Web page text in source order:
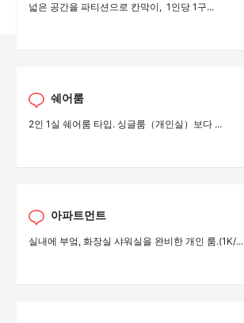
넓은 공간을 파티션으로 칸막이, 1인당 1구...
쉐어룸
2인 1실 쉐어룸 타입. 싱글룸（개인실）보다 ...
아파트먼트
실내에 부엌, 화장실 샤워실을 완비한 개인 룸.(1K/...